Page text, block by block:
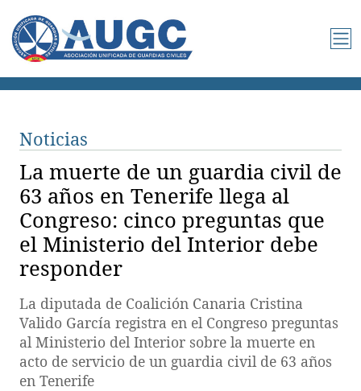
Noticias
La muerte de un guardia civil de
63 años en Tenerife llega al
Congreso: cinco preguntas que
el Ministerio del Interior debe
responder
La diputada de Coalición Canaria Cristina
Valido García registra en el Congreso preguntas
al Ministerio del Interior sobre la muerte en
acto de servicio de un guardia civil de 63 años
en Tenerife